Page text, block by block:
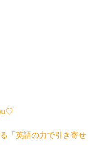
「英語の力で引き寄せ